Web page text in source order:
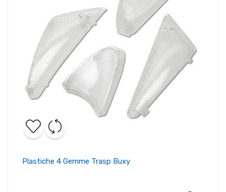
Plastiche 4 Gemme Trasp Buxy